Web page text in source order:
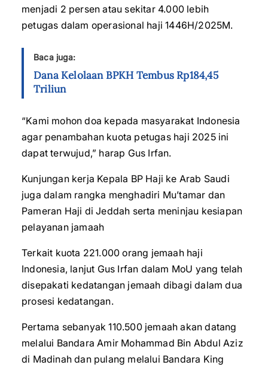
menjadi 2 persen atau sekitar 4.000 lebih
petugas dalam operasional haji 1446H/2025M.
Baca juga:
Dana Kelolaan BPKH Tembus Rp184,45
Triliun
“Kami mohon doa kepada masyarakat Indonesia
agar penambahan kuota petugas haji 2025 ini
dapat terwujud,” harap Gus Irfan.
Kunjungan kerja Kepala BP Haji ke Arab Saudi
juga dalam rangka menghadiri Mu’tamar dan
Pameran Haji di Jeddah serta meninjau kesiapan
pelayanan jamaah
Terkait kuota 221.000 orang jemaah haji
Indonesia, lanjut Gus Irfan dalam MoU yang telah
disepakati kedatangan jemaah dibagi dalam dua
prosesi kedatangan.
Pertama sebanyak 110.500 jemaah akan datang
melalui Bandara Amir Mohammad Bin Abdul Aziz
di Madinah dan pulang melalui Bandara King